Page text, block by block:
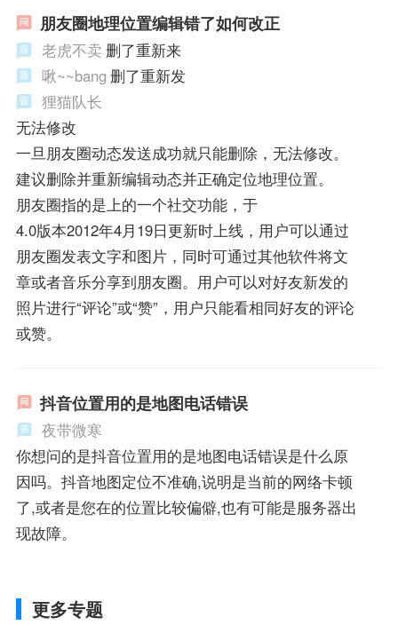
朋友圈地理位置编辑错了如何改正
老虎不卖 删了重新来
啾~~bang 删了重新发
狸猫队长
无法修改
一旦朋友圈动态发送成功就只能删除，无法修改。
建议删除并重新编辑动态并正确定位地理位置。
朋友圈指的是上的一个社交功能，于
4.0版本2012年4月19日更新时上线，用户可以通过
朋友圈发表文字和图片，同时可通过其他软件将文
章或者音乐分享到朋友圈。用户可以对好友新发的
照片进行“评论”或“赞”，用户只能看相同好友的评论
或赞。
抖音位置用的是地图电话错误
夜带微寒
你想问的是抖音位置用的是地图电话错误是什么原
因吗。抖音地图定位不准确,说明是当前的网络卡顿
了,或者是您在的位置比较偏僻,也有可能是服务器出
现故障。
更多专题